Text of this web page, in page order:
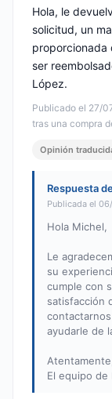
Publicado el 27/
tras una compra
Hola, le
solicitud, un
proporcionada
ser
López.
Opinión
Respuesta
Publicada el
Hola Michel,
Le
su
cumple con
satisfacción
ayudarle de
El equipo de